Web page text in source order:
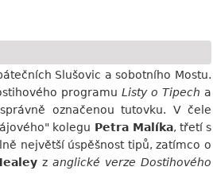
Slušovic a sobotního Mostu.
programu Listy o Tipech a
označenou tutovku. V čele
kolegu Petra Malíka, třetí s
největší úspěšnost tipů, zatímco o
z anglické verze Dostihového